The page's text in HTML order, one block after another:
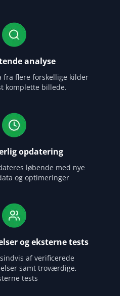
analyse
fra flere forskellige kilder
komplette billede.
opdatering
løbende med nye
og optimeringer
og eksterne tests
af verificerede
samt troværdige,
tests